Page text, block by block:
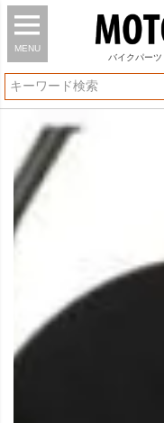
MENU
バイク パーツ